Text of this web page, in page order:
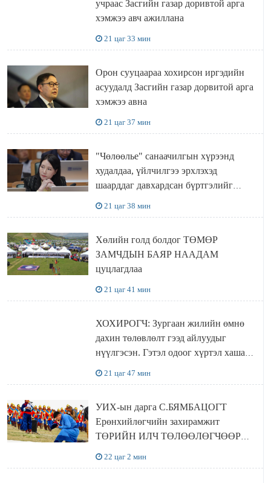
учраас Засгийн газар доривтой арга
хэмжээ авч ажиллана
21 цаг 33 мин
Орон сууцаараа хохирсон иргэдийн
асуудалд Засгийн газар дорвитой арга
хэмжээ авна
21 цаг 37 мин
"Чөлөөлье" санаачилгын хүрээнд
худалдаа, үйлчилгээ эрхлэхэд
шаарддаг давхардсан бүртгэлийг
21 цаг 38 мин
Хөлийн голд болдог ТӨМӨР
ЗАМЧДЫН БАЯР НААДАМ
цуцлагдлаа
21 цаг 41 мин
ХОХИРОГЧ: Зургаан жилийн өмнө
дахин төлөвлөлт гээд айлуудыг
нүүлгэсэн. Гэтэл одоог хүртэл хашаа
21 цаг 47 мин
УИХ-ын дарга С.БЯМБАЦОГТ
Ерөнхийлөгчийн захирамжит
ТӨРИЙН ИЛЧ ТӨЛӨӨЛӨГЧӨӨР
22 цаг 2 мин